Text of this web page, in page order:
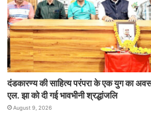
दंडकारण्य की साहित्य परंपरा के एक युग का
एल. झा को दी गई भावभीनी श्रद्धांजलि
August 9, 2026